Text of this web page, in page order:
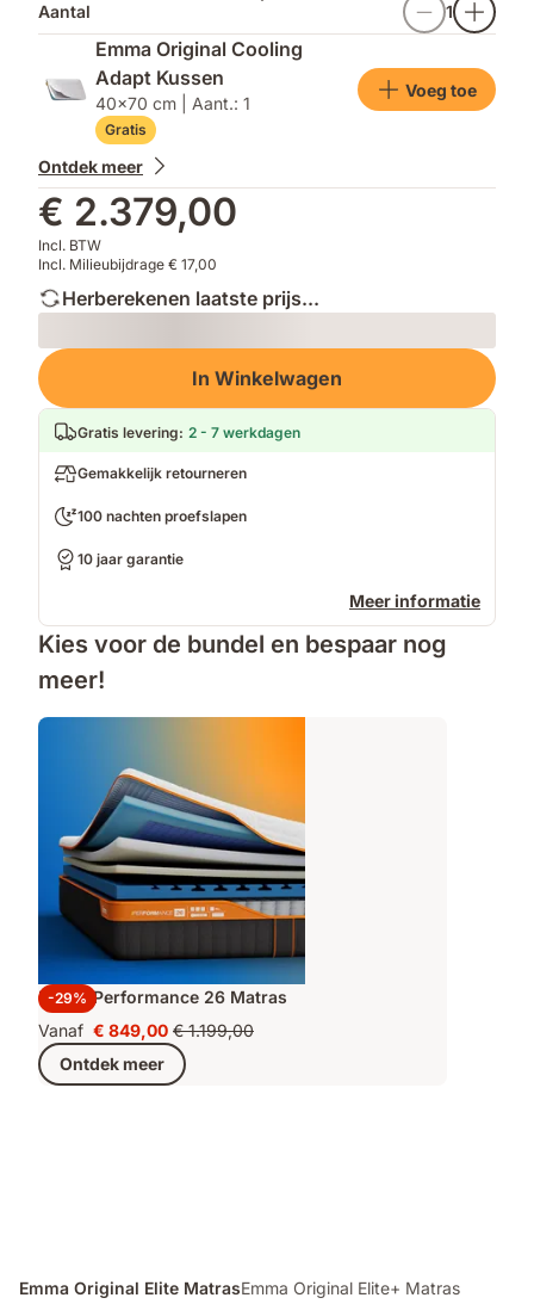
Aantal
1
Emma Original Cooling
Adapt Kussen
40x70 cm | Aant.: 1
Gratis
Voeg toe
Ontdek meer
€ 2.379,00
Incl. BTW
Incl. Milieubijdrage € 17,00
Herberekenen laatste prijs...
Loading
In Winkelwagen
Gratis levering: 2 - 7 werkdagen
Gemakkelijk retourneren
100 nachten proefslapen
10 jaar garantie
Meer informatie
Kies voor de bundel en bespaar nog
meer!
-29%
Emma Performance 26 Matras
Vanaf Prijs
€ 849,00
€ 849,00Oorspronkelijke
prijs
€ 1.199,00
€ 1.199,00
Ontdek meer
Emma Original Elite MatrasEmma Original Elite+ Matras